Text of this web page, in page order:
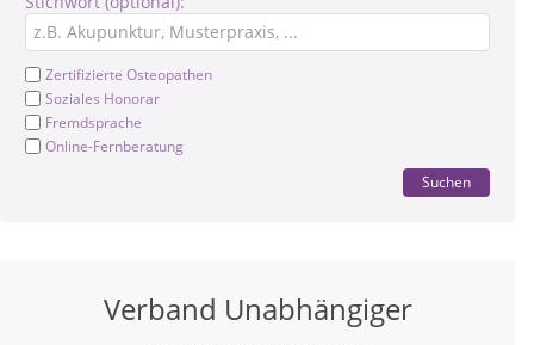
Zertifizierte Osteopathen
Soziales Honorar
Fremdsprache
Online-Fernberatung
Suchen
Verband Unabhängiger